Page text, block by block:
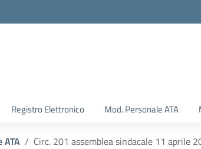
Registro Elettronico Mod. Personale ATA
Circ. 201 assemblea sindacale 11 aprile